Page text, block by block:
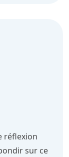
réflexion
sur ce